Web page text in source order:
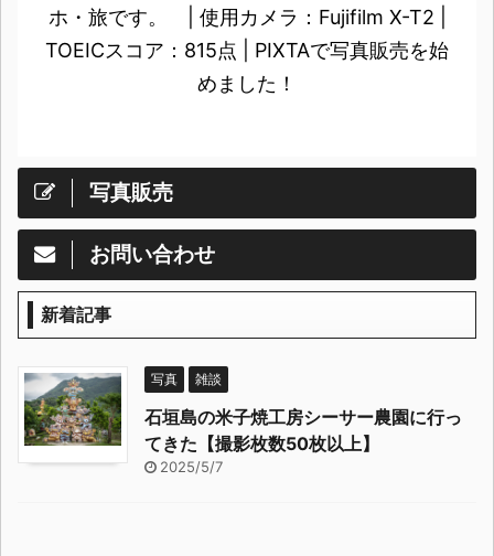
ホ・旅です。 | 使用カメラ：Fujifilm X-T2 |
TOEICスコア：815点 | PIXTAで写真販売を始
めました！
写真販売
お問い合わせ
新着記事
写真 雑談
石垣島の米子焼工房シーサー農園に行っ
てきた【撮影枚数50枚以上】
2025/5/7